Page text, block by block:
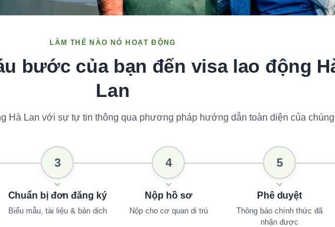
LÀM THẾ NÀO NÓ HOẠT ĐỘNG
bước của bạn đến visa lao động
Lan
Hà Lan với sự tự tin thông qua phương pháp hướng dẫn toàn diện của
3
Chuẩn bị đơn đăng ký
Biểu mẫu, tài liệu & bản dịch
4
Nộp hồ sơ
Nộp cho cơ quan di trú
5
Phê duyệt
Thông báo chính thức đã
nhận được